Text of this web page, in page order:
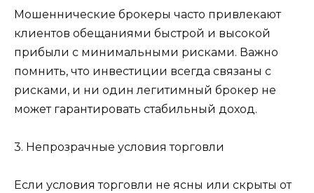
Мошеннические брокеры часто привлекают
клиентов обещаниями быстрой и высокой
прибыли с минимальными рисками. Важно
помнить, что инвестиции всегда связаны с
рисками, и ни один легитимный брокер не
может гарантировать стабильный доход.
3. Непрозрачные условия торговли
Если условия торговли не ясны или скрыты от